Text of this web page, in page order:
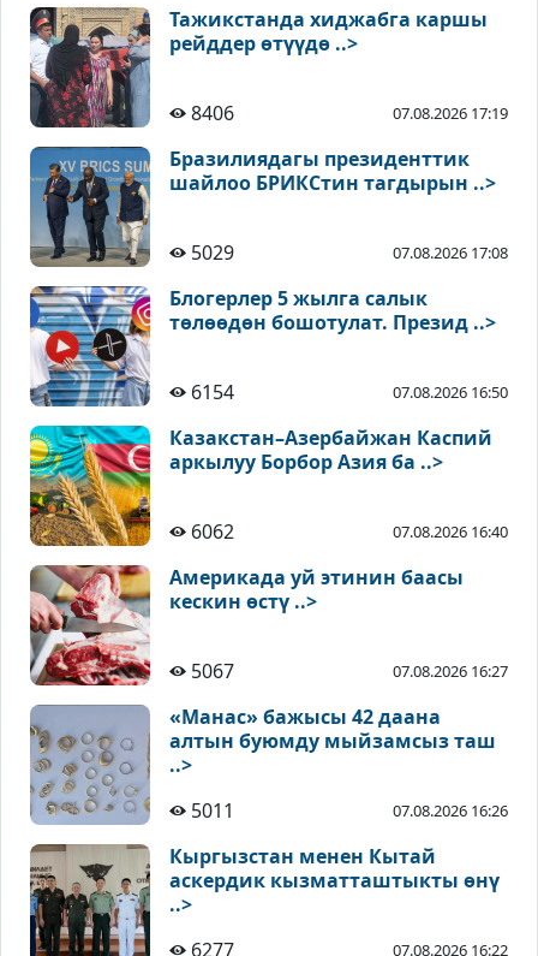
Тажикстанда хиджабга каршы
рейддер өтүүдө ..>
8406 07.08.2026 17:19
Бразилиядагы президенттик
шайлоо БРИКСтин тагдырын ..>
5029 07.08.2026 17:08
Блогерлер 5 жылга салык
төлөөдөн бошотулат. Презид ..>
6154 07.08.2026 16:50
Казакстан–Азербайжан Каспий
аркылуу Борбор Азия ба ..>
6062 07.08.2026 16:40
Америкада уй этинин баасы
кескин өстү ..>
5067 07.08.2026 16:27
«Манас» бажысы 42 даана
алтын буюмду мыйзамсыз таш
..>
5011
07.08.2026 16:26
Кыргызстан менен Кытай
аскердик кызматташтыкты өнү
..>
6277
07.08.2026 16:22